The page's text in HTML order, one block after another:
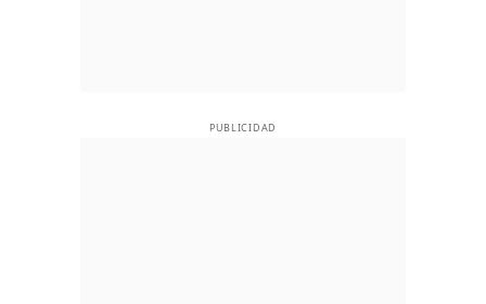
PUBLICIDAD